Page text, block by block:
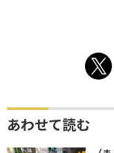
あわせて読む